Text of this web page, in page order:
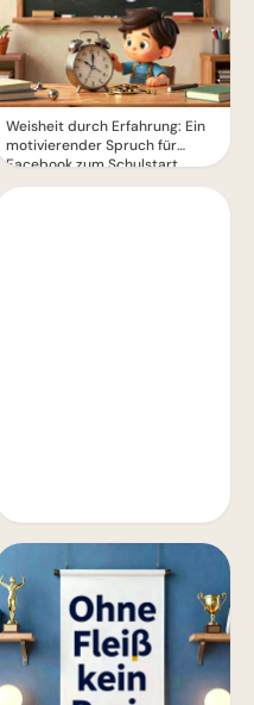
Weisheit durch Erfahrung: Ein
motivierender Spruch für
Facebook zum Schulstart.